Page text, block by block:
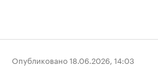
Опубликовано 18.06.2026, 14:03